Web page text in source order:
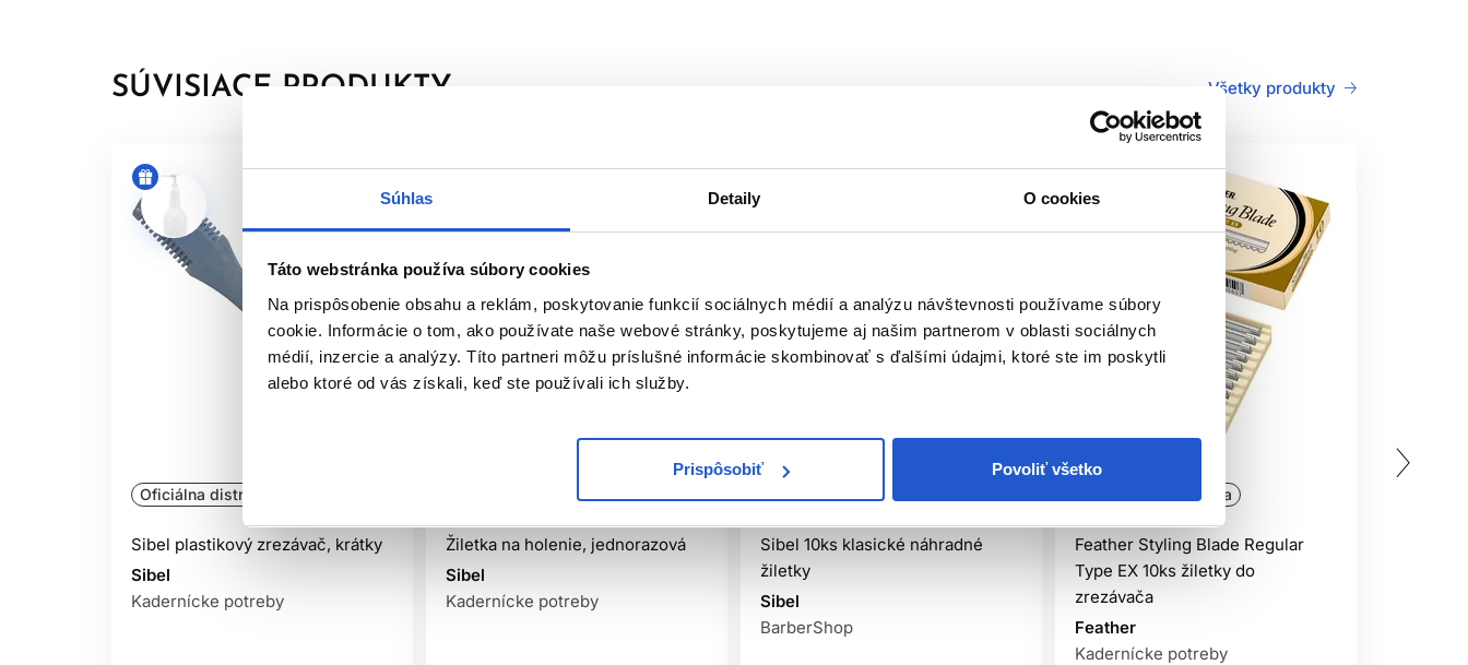
Súhlas Detaily O cookies
Táto webstránka používa súbory cookies
Na prispôsobenie obsahu a reklám, poskytovanie funkcií sociálnych médií a analýzu návštevnosti používame súbory
cookie. Informácie o tom, ako používate naše webové stránky, poskytujeme aj našim partnerom v oblasti sociálnych
médií, inzercie a analýzy. Títo partneri môžu príslušné informácie skombinovať s ďalšími údajmi, ktoré ste im poskytli
alebo ktoré od vás získali, keď ste používali ich služby.
Prispôsobiť Povoliť všetko
SÚVISIACE PRODUKTY Všetky produkty
Oficiálna distribúcia
Sibel plastikový zrezávač, krátky
Sibel
Kadernícke potreby
Oficiálna distribúcia
Žiletka na holenie, jednorazová
Sibel
Kadernícke potreby
Oficiálna distribúcia
Sibel 10ks klasické náhradné
žiletky
Sibel
BarberShop
Oficiálna distribúcia
Feather Styling Blade Regular
Type EX 10ks žiletky do
zrezávača
Feather
Kadernícke potreby